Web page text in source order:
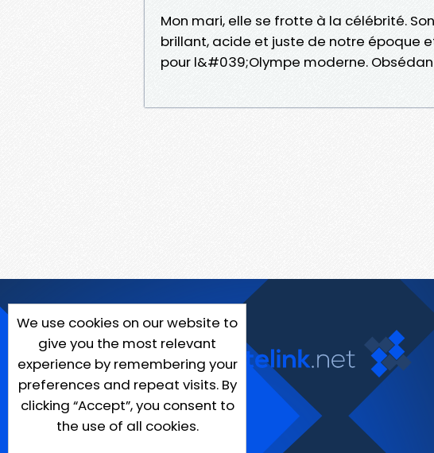
Mon mari, elle se frotte à la célébrité.
brillant, acide et juste de notre époque
pour l&#039;Olympe moderne.
We use cookies on our website to
give you the most relevant
experience by remembering your
preferences and repeat visits. By
clicking “Accept”, you consent to
the use of all cookies.